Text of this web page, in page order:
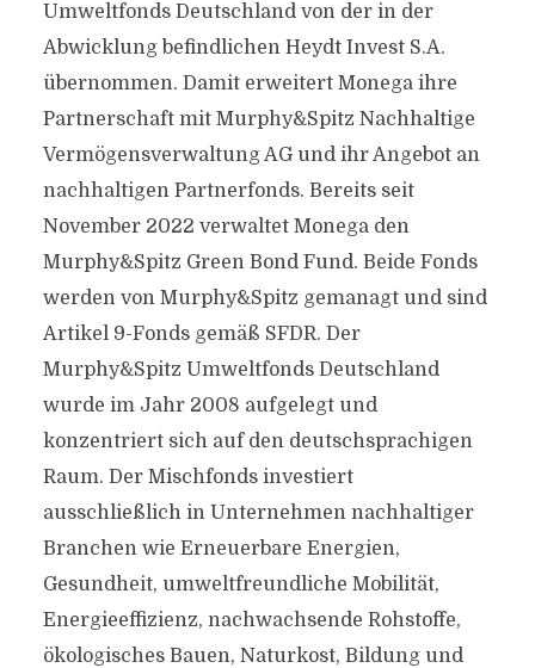
Umweltfonds Deutschland von der in der
Abwicklung befindlichen Heydt Invest S.A.
übernommen. Damit erweitert Monega ihre
Partnerschaft mit Murphy&Spitz Nachhaltige
Vermögensverwaltung AG und ihr Angebot an
nachhaltigen Partnerfonds. Bereits seit
November 2022 verwaltet Monega den
Murphy&Spitz Green Bond Fund. Beide Fonds
werden von Murphy&Spitz gemanagt und sind
Artikel 9-Fonds gemäß SFDR. Der
Murphy&Spitz Umweltfonds Deutschland
wurde im Jahr 2008 aufgelegt und
konzentriert sich auf den deutschsprachigen
Raum. Der Mischfonds investiert
ausschließlich in Unternehmen nachhaltiger
Branchen wie Erneuerbare Energien,
Gesundheit, umweltfreundliche Mobilität,
Energieeffizienz, nachwachsende Rohstoffe,
ökologisches Bauen, Naturkost, Bildung und